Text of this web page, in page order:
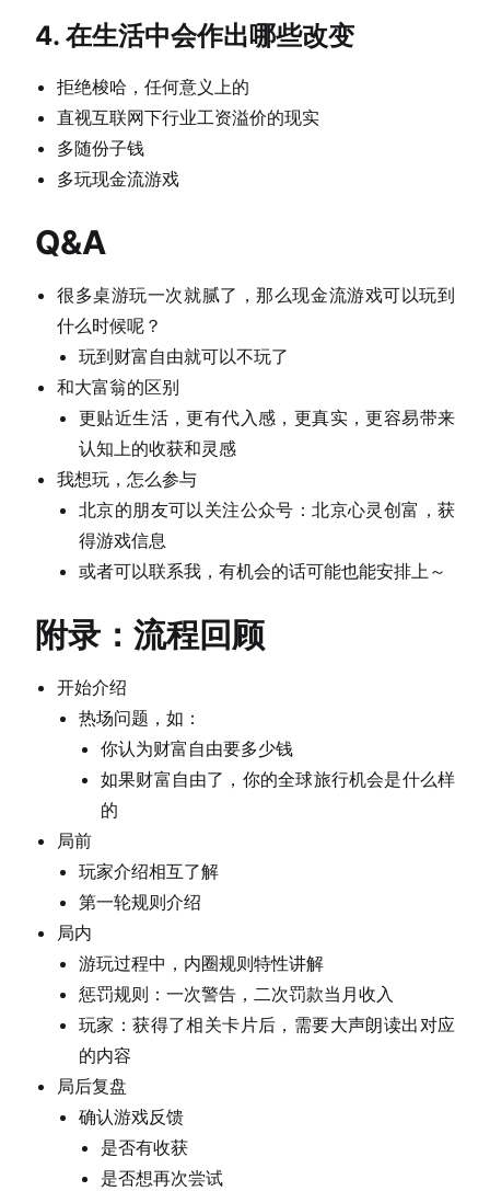
4. 在生活中会作出哪些改变
拒绝梭哈，任何意义上的
直视互联网下行业工资溢价的现实
多随份子钱
多玩现金流游戏
Q&A
很多桌游玩一次就腻了，那么现金流游戏可以玩到
什么时候呢？
玩到财富自由就可以不玩了
和大富翁的区别
更贴近生活，更有代入感，更真实，更容易带来
认知上的收获和灵感
我想玩，怎么参与
北京的朋友可以关注公众号：北京心灵创富，获
得游戏信息
或者可以联系我，有机会的话可能也能安排上～
附录：流程回顾
开始介绍
热场问题，如：
你认为财富自由要多少钱
如果财富自由了，你的全球旅行机会是什么样
的
局前
玩家介绍相互了解
第一轮规则介绍
局内
游玩过程中，内圈规则特性讲解
惩罚规则：一次警告，二次罚款当月收入
玩家：获得了相关卡片后，需要大声朗读出对应
的内容
局后复盘
确认游戏反馈
是否有收获
是否想再次尝试